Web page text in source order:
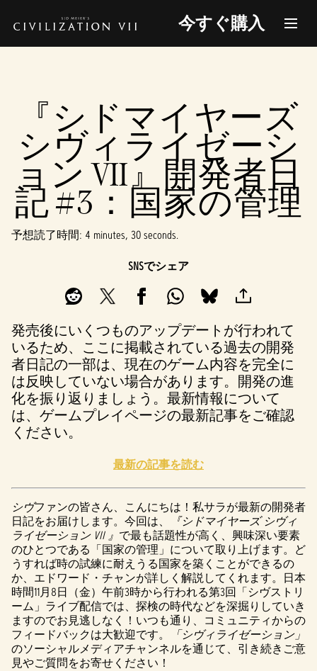
今すぐ購入
『シドマイヤーズ
シヴィライゼーシ
ョン VII』開発者日
記 #3：国家の管理
予想読了時間 4 minutes, 30 seconds
SNSでシェア
発売後にいくつものアップデートが行われて
いるため、ここに掲載されている過去の開発
者日記の一部は、現在のゲーム内容を完全に
は反映していない場合があります。開発の進
化を振り返りましょう。最新情報について
は、ゲームプレイページの最新記事をご確認
ください。
最新の記事を読む
シヴファンの皆さん、こんにちは！私サラが最新の開発者
日記をお届けします。今回は、
『シドマイヤーズ シヴィ
ライゼーション VII 』 で最も話題性が高く、興味深い要素
のひとつである「国家の管理」について取り上げます。ど
うすれば時の試練に耐えうる国家を築くことができるの
か、エドワード・チャンが詳しく解説してくれます。日本
時間11月8日（金）午前3時から行われる第3回「シヴストリ
ーム」ライブ配信では、探検の時代などを深掘りしていき
ますのでお見逃しなく！いつも通り、コミュニティからの
フィードバックは大歓迎です。
「シヴィライゼーション」
のソーシャルメディアチャンネルを通じて、引き続きご意
見やご質問をお寄せください！